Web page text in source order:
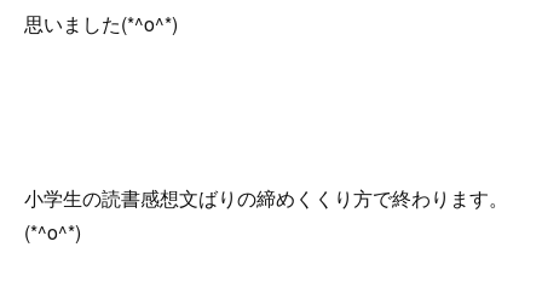
思いました(*^o^*)
小学生の読書感想文ばりの締めくくり方で終わります。
(*^o^*)